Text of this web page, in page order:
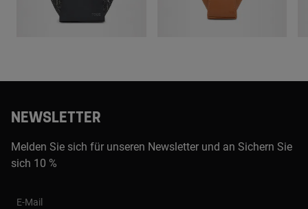
NEWSLETTER
Melden Sie sich für unseren Newsletter und an Sichern Sie
sich 10 %
E-Mail